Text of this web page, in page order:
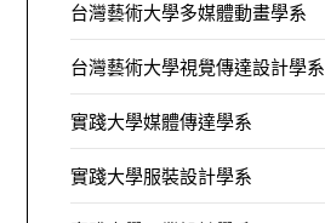
台灣藝術大學多媒體動畫學系
台灣藝術大學視覺傳達設計學系
實踐大學媒體傳達學系
實踐大學服裝設計學系